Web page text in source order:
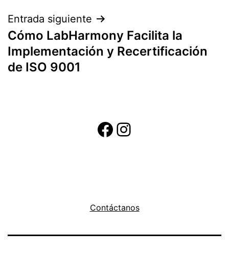
Entrada siguiente
Cómo LabHarmony Facilita la
Implementación y Recertificación
de ISO 9001
Siguenos en redes soiales
Instagram
Contáctanos